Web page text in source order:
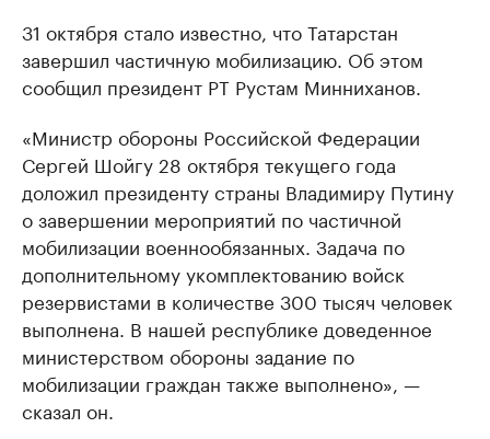
31 октября стало известно, что Татарстан
завершил частичную мобилизацию. Об этом
сообщил президент РТ Рустам Минниханов.
«Министр обороны Российской Федерации
Сергей Шойгу 28 октября текущего года
доложил президенту страны Владимиру Путину
о завершении мероприятий по частичной
мобилизации военнообязанных. Задача по
дополнительному укомплектованию войск
резервистами в количестве 300 тысяч человек
выполнена. В нашей республике доведенное
министерством обороны задание по
мобилизации граждан также выполнено», —
сказал он.